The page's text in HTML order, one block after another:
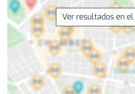
Ver resultados en